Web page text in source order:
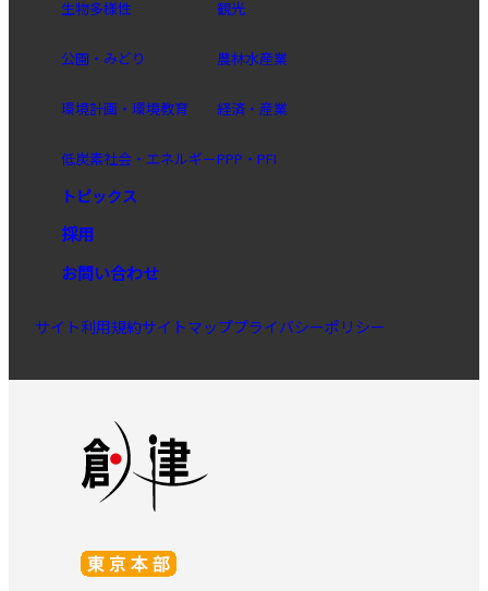
生物多様性
公園・みどり
環境計画・環境教育
低炭素社会・エネルギー
観光
農林水産業
経済・産業
PPP・PFI
トピックス
採用
お問い合わせ
サイト利用規約サイトマッププライバシーポリシー